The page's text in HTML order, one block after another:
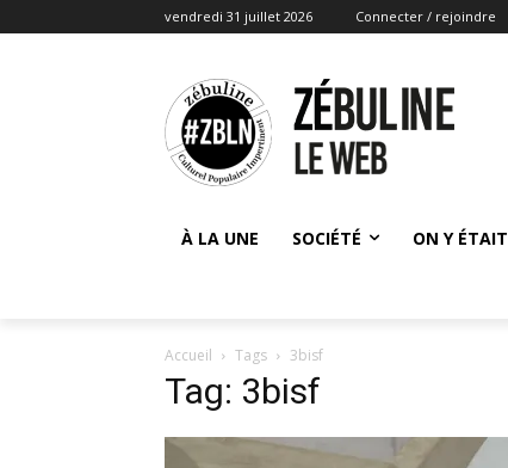
vendredi 31 juillet 2026 Connecter / rejoindre
À LA UNE SOCIÉTÉ ON Y ÉTAIT
Accueil Tags 3bisf
Tag: 3bisf